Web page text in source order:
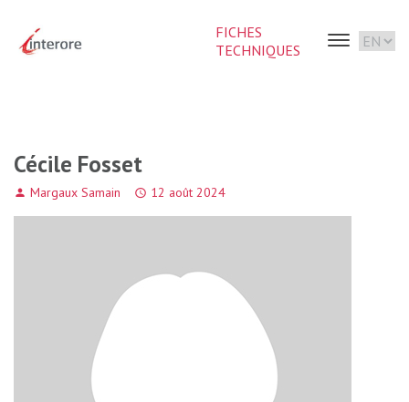
FICHES
TECHNIQUES
Cécile Fosset
Margaux Samain 12 août 2024